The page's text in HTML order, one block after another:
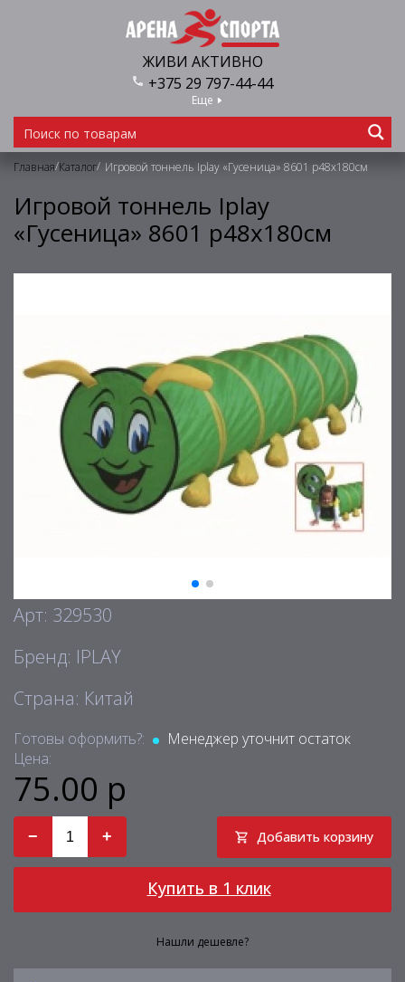
ЖИВИ АКТИВНО
+375 29 797-44-44
Еще
Главная/Каталог/ Игровой тоннель Iplay «Гусеница» 8601 р48х180см
Игровой тоннель Iplay
«Гусеница» 8601 р48х180см
Арт: 329530
Бренд: IPLAY
Страна: Китай
Готовы оформить?:
Менеджер уточнит остаток
Цена:
75.00 р
− + Добавить корзину
Купить в 1 клик
Нашли дешевле?